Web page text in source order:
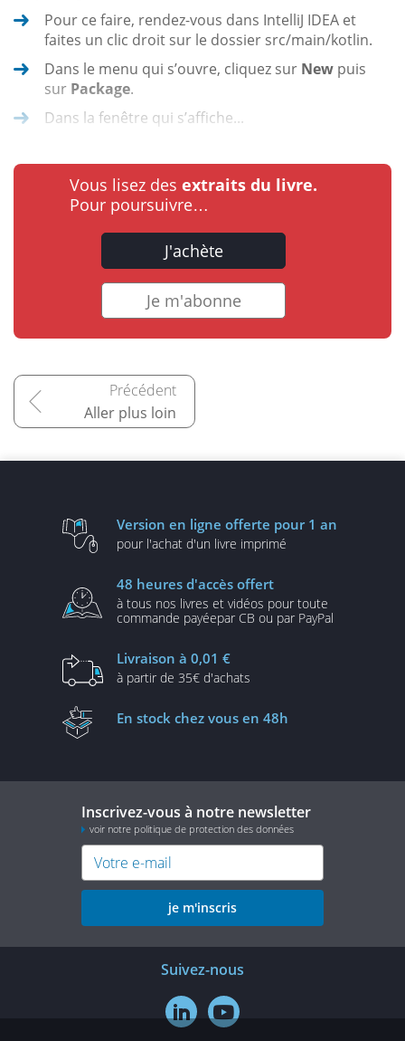
Pour ce faire, rendez-vous dans IntelliJ IDEA et
faites un clic droit sur le dossier src/main/kotlin.
Dans le menu qui s’ouvre, cliquez sur New puis
sur Package.
Dans la fenêtre qui s’affiche...
Vous lisez des extraits du livre.
Pour poursuivre…
J'achète
Je m'abonne
Aller plus loin
Version en ligne offerte pour 1 an
pour l'achat d'un livre imprimé
48 heures d'accès offert
à tous nos livres et vidéos pour toute
commande payéepar CB ou par PayPal
Livraison à 0,01 €
à partir de 35€ d'achats
En stock chez vous en 48h
Inscrivez-vous à notre newsletter
voir notre politique de protection des données
je m'inscris
Suivez-nous
 